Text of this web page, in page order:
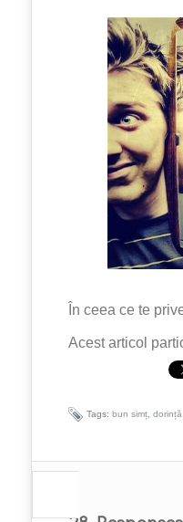
În ceea ce te
Acest articol
Tags: bun simț dorință